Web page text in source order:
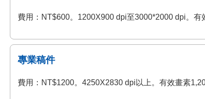
費用：NT$600。1200X900 dpi至3000*2000 dpi。有
專業稿件
費用：NT$1200。4250X2830 dpi以上。有效畫素